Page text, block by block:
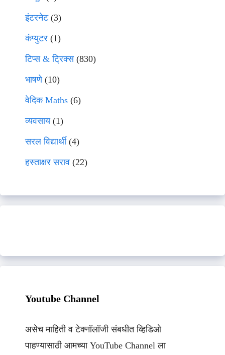
इंटरनेट(3)
कंप्युटर (1)
टिप्स & ट्रिक्स(830)
भाषणे(10)
वेदिक Maths (6)
व्यवसाय(1)
सरल विद्यार्थी(4)
हस्ताक्षर सराव (22)
Youtube Channel
असेच माहिती व टेक्नॉलॉजी संबधीत व्हिडिओ
पाहण्यासाठी आमच्या YouTube Channel ला